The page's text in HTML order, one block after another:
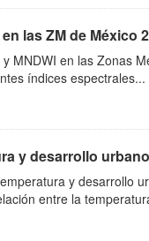
las ZM de México
y MNDWI en las Zonas
índices espectrales...
y desarrollo
y desarrollo
entre la